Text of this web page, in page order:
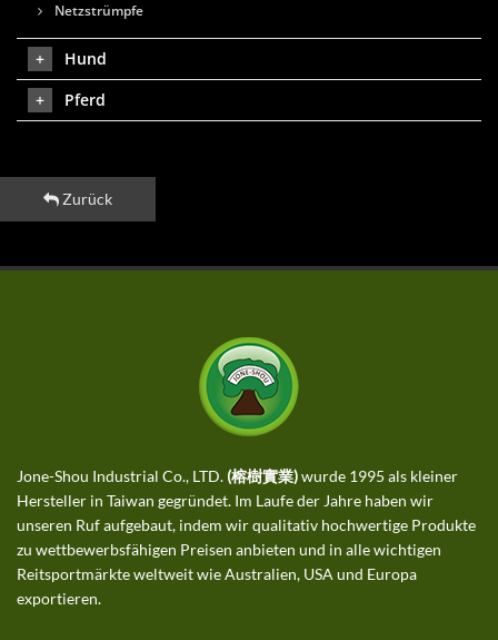
Netzstrümpfe
Hund
Pferd
Zurück
Jone-Shou Industrial Co., LTD. (榕樹實業)wurde 1995 als kleiner
Hersteller in Taiwan gegründet. Im Laufe der Jahre haben wir
unseren Ruf aufgebaut, indem wir qualitativ hochwertige Produkte
zu wettbewerbsfähigen Preisen anbieten und in alle wichtigen
Reitsportmärkte weltweit wie Australien, USA und Europa
exportieren.